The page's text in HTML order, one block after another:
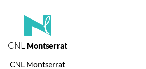
CNL Montserrat
CNL Montserrat